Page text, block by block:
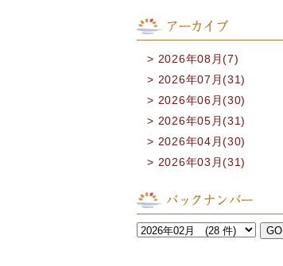
アーカイブ
2026年08月(7)
2026年07月(31)
2026年06月(30)
2026年05月(31)
2026年04月(30)
2026年03月(31)
バックナンバー